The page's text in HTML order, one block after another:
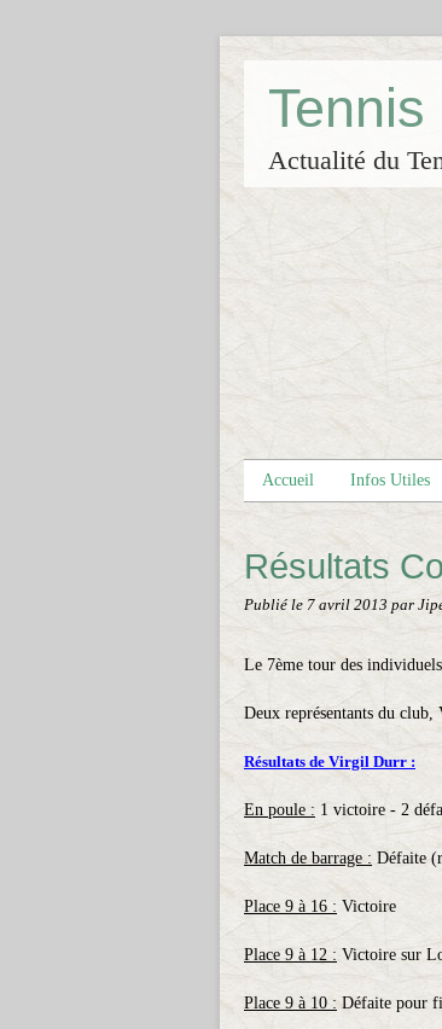
Actualité du
Accueil Infos Utiles
Résultats
Publié le 7 avril 2013 par
Le 7ème tour des
Deux représentants du
Résultats de Virgil Durr :
En poule : 1 victoire - 2
Match de barrage : Défaite
Place 9 à 16 : Victoire
Place 9 à 12 : Victoire sur
Place 9 à 10 : Défaite pour